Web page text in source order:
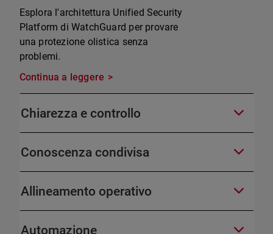
Esplora l'architettura Unified Security
Platform di WatchGuard per provare
una protezione olistica senza
problemi.
Continua a leggere
Chiarezza e controllo
Conoscenza condivisa
Allineamento operativo
Automazione